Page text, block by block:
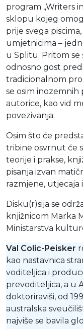
program „Writers
sklopu kojeg
prije svega
umjetnicima –
u Splitu. Pritom se
odnosno gost
tradicionalnom
se osim
autorice, kao vid
povezivanja.
Osim što će
tribine osvrnut će
teorije i prakse,
pisanja izvan
razmjene, utjecaja
Disku(r)sija se
knjižnicom Marka
Ministarstva
Val Colic-Peisker
kao nastavnica
voditeljica i
prevoditeljica, a u
doktoriraviši, od
australska
najviše se bavila